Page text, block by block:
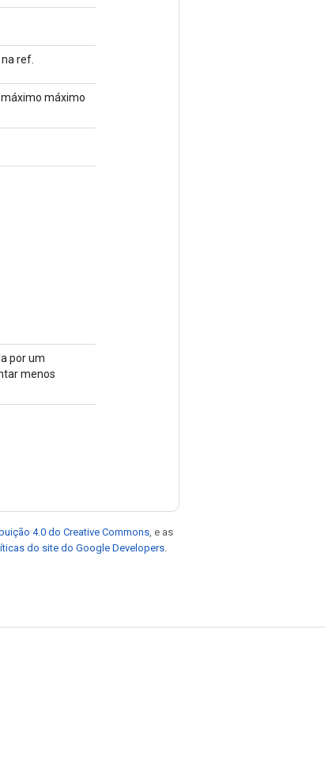
ref.
máximo
por um
menos
4.0 do Creative Commons , e as
do site do Google Developers